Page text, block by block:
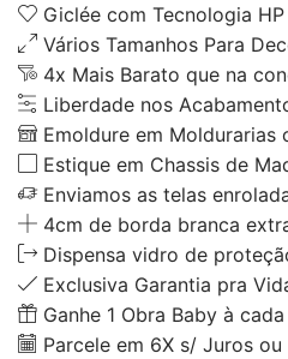
Giclée com Tecnologia
Vários Tamanhos Para
4x Mais Barato que na
Liberdade nos
Emoldure em Moldurarias
Estique em Chassis de
Enviamos as telas
4cm de borda branca
Dispensa vidro de
Exclusiva Garantia pra
Ganhe 1 Obra Baby à
Parcele em 6X s/ Juros ou